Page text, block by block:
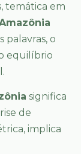
temática em
palavras, o
equilíbrio
significa
de
implica